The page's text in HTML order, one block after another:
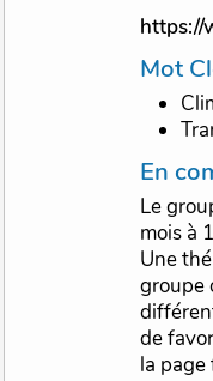
https://
Mot
En
Le
mois à
Une
groupe
de
la page